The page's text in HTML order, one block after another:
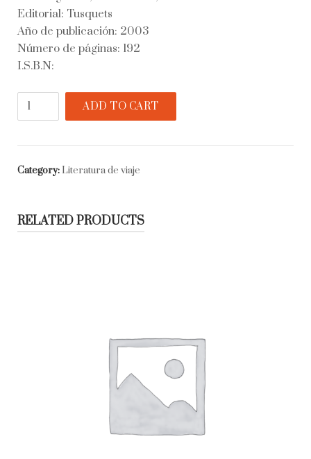
Editorial: Tusquets
Año de publicación: 2003
Número de páginas: 192
I.S.B.N:
Los
ADD TO CART
Category:Literatura de viaje
RELATED PRODUCTS